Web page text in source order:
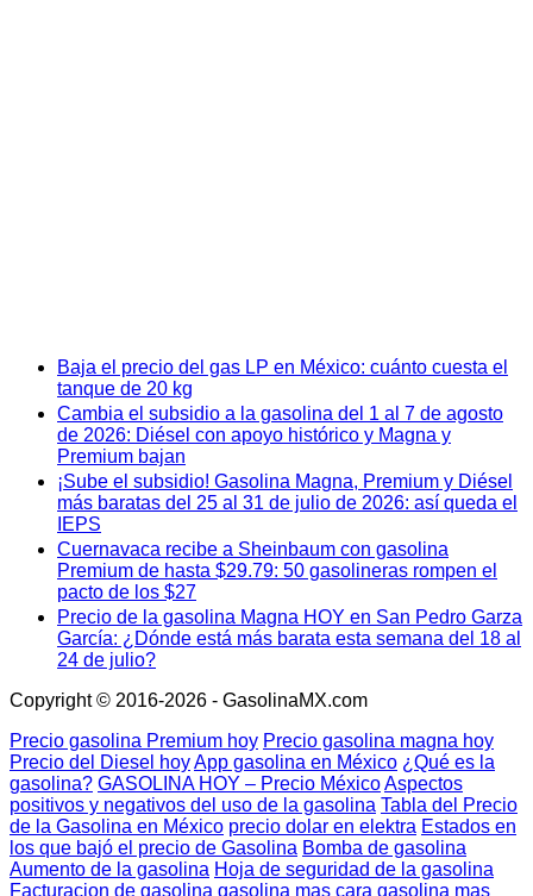
Baja el precio del gas LP en México: cuánto cuesta el
tanque de 20 kg
Cambia el subsidio a la gasolina del 1 al 7 de agosto
de 2026: Diésel con apoyo histórico y Magna y
Premium bajan
¡Sube el subsidio! Gasolina Magna, Premium y Diésel
más baratas del 25 al 31 de julio de 2026: así queda el
IEPS
Cuernavaca recibe a Sheinbaum con gasolina
Premium de hasta $29.79: 50 gasolineras rompen el
pacto de los $27
Precio de la gasolina Magna HOY en San Pedro Garza
García: ¿Dónde está más barata esta semana del 18 al
24 de julio?
Copyright © 2016-2026 - GasolinaMX.com
Precio gasolina Premium hoy Precio gasolina magna hoy
Precio del Diesel hoyApp gasolina en México ¿Qué es la
gasolina? GASOLINA HOY – Precio MéxicoAspectos
positivos y negativos del uso de la gasolina Tabla del Precio
de la Gasolina en México precio dolar en elektra Estados en
los que bajó el precio de Gasolina Bomba de gasolina
Aumento de la gasolina Hoja de seguridad de la gasolina
Facturacion de gasolina gasolina mas cara gasolina mas